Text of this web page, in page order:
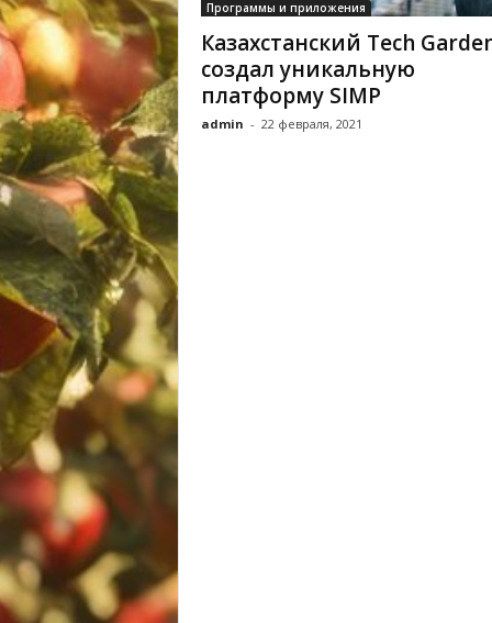
Программы и приложения
Казахстанский Tech
создал уникальную
платформу SIMP
admin - 22 февраля, 2021